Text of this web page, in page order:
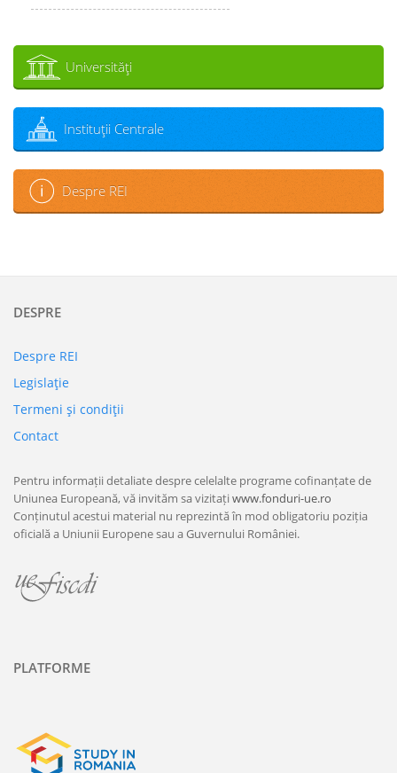
Universităţi
Instituţii Centrale
Despre REI
DESPRE
Despre REI
Legislaţie
Termeni şi condiţii
Contact
Pentru informații detaliate despre celelalte programe cofinanțate de
Uniunea Europeană, vă invităm sa vizitațiwww.fonduri-ue.ro
Conținutul acestui material nu reprezintă în mod obligatoriu poziția
oficială a Uniunii Europene sau a Guvernului României.
PLATFORME